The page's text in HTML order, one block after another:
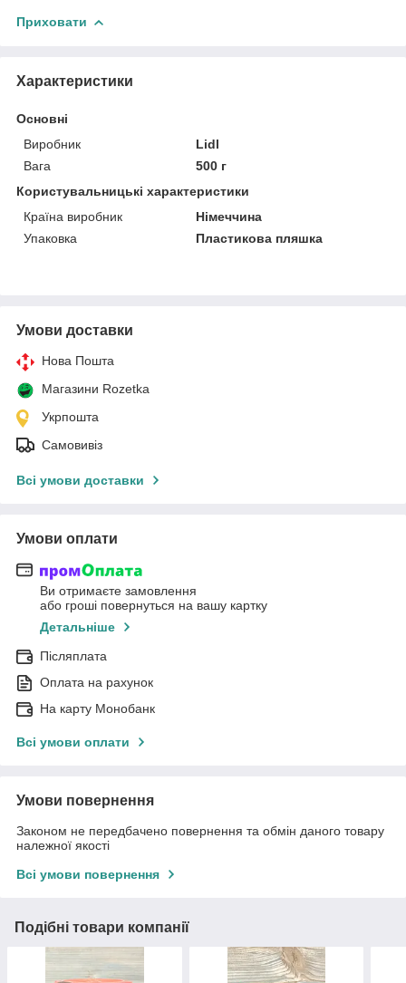
Приховати
Характеристики
Основні
Виробник
Lidl
Вага
500 г
Користувальницькі характеристики
Країна виробник
Німеччина
Упаковка
Пластикова пляшка
Умови доставки
Нова Пошта
Магазини Rozetka
Укрпошта
Самовивіз
Всі умови доставки
Умови оплати
Ви отримаєте замовлення
або гроші повернуться на вашу картку
Детальніше
Післяплата
Оплата на рахунок
На карту Монобанк
Всі умови оплати
Умови повернення
Законом не передбачено повернення та обмін даного товару
належної якості
Всі умови повернення
Подібні товари компанії